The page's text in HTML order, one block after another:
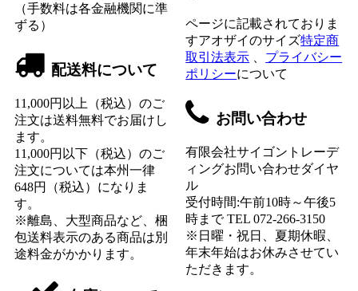
（手数料は各金融機関に準
ずる）
配送料について
11,000円以上（税込）のご
注文は送料無料でお届けし
ます。
11,000円以下（税込）のご
注文については本州一律
648円（税込）になりま
す。
※離島、大型商品など、梱
包送料表示のある商品は別
途料金がかかります。
ページに記載されておりま
すアオザイのサイズ特定商
取引法表示 、 プライバシー
ポリシーについて
お問い合わせ
有限会社サイゴントレーデ
ィングお問い合わせダイヤ
ル
受付時間:午前10時～午後5
時まで TEL 072-266-3150
※日曜・祝日、夏期休暇、
年末年始はお休みさせてい
ただきます。